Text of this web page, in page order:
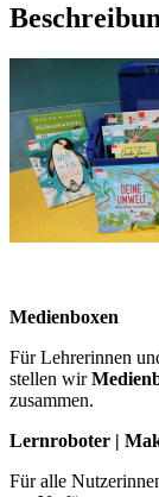
Medienboxen
Für Lehrerinnen
stellen wir
zusammen.
Lernroboter |
Für alle